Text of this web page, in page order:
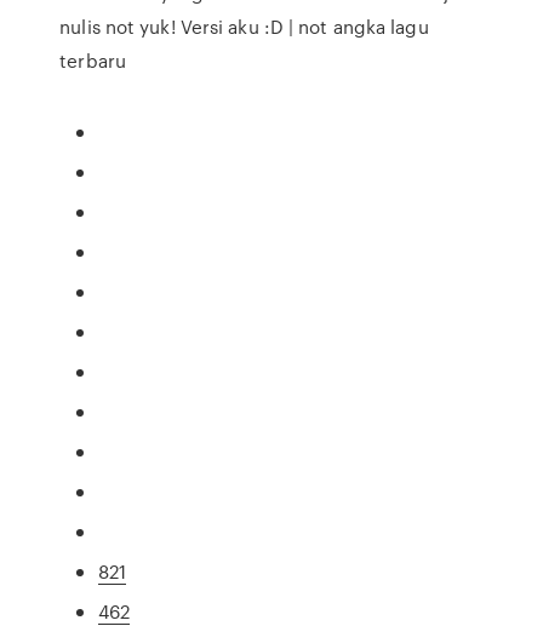
nulis not yuk! Versi aku :D | not angka lagu
terbaru
821
462